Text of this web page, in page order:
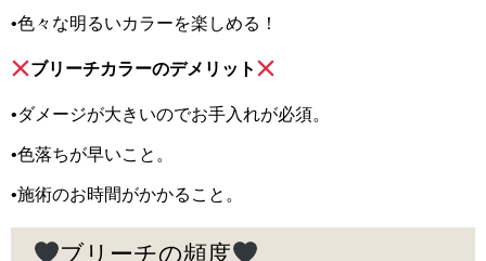
•色々な明るいカラーを楽しめる！
ブリーチカラーのデメリット
•ダメージが大きいのでお手入れが必須。
•色落ちが早いこと。
•施術のお時間がかかること。
ブリーチの頻度